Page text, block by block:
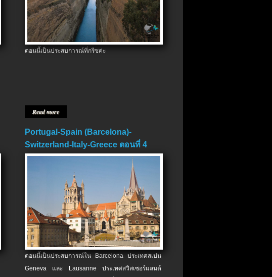
ตอนนี้เป็นประสบการณ์ที่กรีซค่ะ
Read more
Portugal-Spain (Barcelona)-
Switzerland-Italy-Greece ตอนที่ 4
ตอนนี้เป็นประสบการณ์ใน Barcelona ประเทศสเปน
Geneva และ Lausanne ประเทศสวิสเซอร์แลนด์